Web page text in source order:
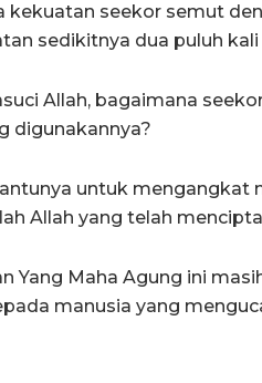
kekuatan seekor semut
sedikitnya dua puluh
Allah, bagaimana
digunakannya?
untuk mengangkat
Allah yang telah
Yang Maha Agung ini
manusia yang